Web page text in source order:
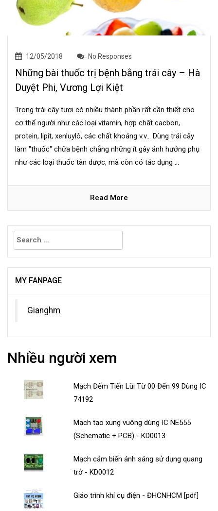
12/05/2018 No Responses
Những bài thuốc trị bệnh bằng trái cây – Hà
Duyệt Phi, Vương Lợi Kiệt
Trong trái cây tươi có nhiều thành phần rất cần thiết cho
cơ thể người như các loại vitamin, hợp chất cacbon,
protein, lipit, xenluylô, các chất khoáng v.v... Dùng trái cây
làm "thuốc" chữa bệnh chẳng những ít gây ảnh hưởng phụ
như các loại thuốc tân dược, mà còn có tác dụng ...
Read More
Search
for:
MY FANPAGE
Gianghm
Nhiều người xem
Mạch Đếm Tiến Lùi Từ 00 Đến 99 Dùng IC
74192
Mạch tạo xung vuông dùng IC NE555
(Schematic + PCB) - KD0013
Mạch cảm biến ánh sáng sử dụng quang
trở - KD0012
Giáo trình khí cụ điện - ĐHCNHCM [pdf]